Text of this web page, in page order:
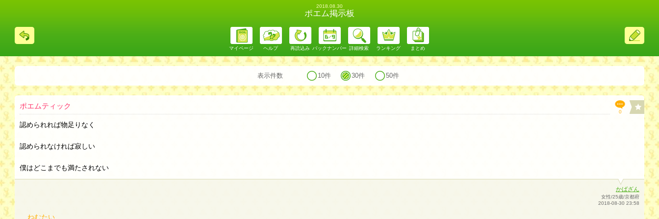
2018.08.30
ポエム掲示板
る
ス
レ
投
マイページ ヘルプ 再読込み バックナンバー 詳細検索 ランキング まとめ
表示件数 10件 30件 50件
0
ポエムティック
認められれば物足りなく
認められなければ寂しい
僕はどこまでも満たされない
かばざん
女性/25歳/京都府
2018-08-30 23:58
ねむたい